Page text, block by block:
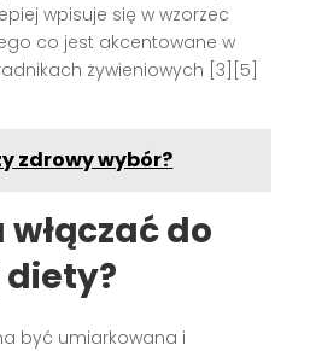
wpisuje się w wzorzec
co jest akcentowane w
żywieniowych [3][5]
zdrowy wybór?
włączać do
być umiarkowana i